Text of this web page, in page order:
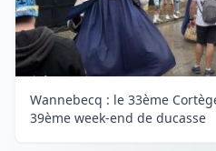
Wannebecq : le 33ème
39ème week-end de ducasse